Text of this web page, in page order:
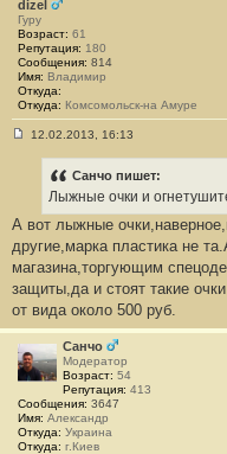
dizel
Гуру
Возраст: 61
Репутация: 180
Сообщения: 814
Имя: Владимир
Откуда:
Откуда: Комсомольск-на Амуре
н
и
е
#
3
12.02.2013, 16:13
Санчо пишет:
Лыжные очки и
А вот лыжные
другие,марка пластика не
магазина,торгующим
защиты,да и стоят такие
от вида около 500 руб.
Санчо
Модератор
Возраст: 54
Репутация: 413
Сообщения: 3647
Имя: Александр
Откуда: Украина
Откуда: г.Киев